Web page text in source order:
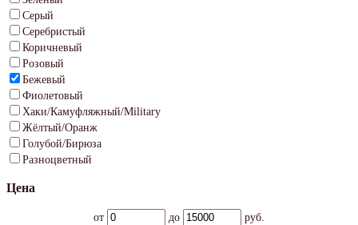
Серый
Серебристый
Коричневый
Розовый
Бежевый
Фиолетовый
Хаки/Камуфляжный/Military
Жёлтый/Оранж
Голубой/Бирюза
Разноцветный
Цена
от до
руб.